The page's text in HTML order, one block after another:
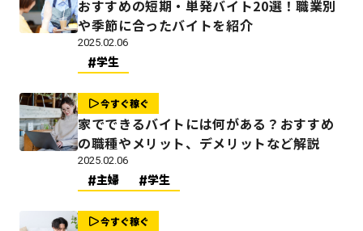
おすすめの短期・単発バイト20選！職業別
や季節に合ったバイトを紹介
2025.02.06
学生
今すぐ稼ぐ
家でできるバイトには何がある？おすすめ
の職種やメリット、デメリットなど解説
2025.02.06
主婦 学生
今すぐ稼ぐ